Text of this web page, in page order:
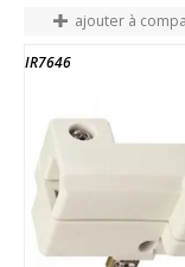
ajouter à
IR7646